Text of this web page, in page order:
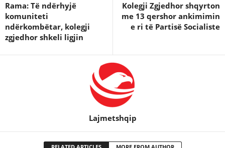
Rama: Të ndërhyjë
komuniteti
ndërkombëtar, kolegji
zgjedhor shkeli ligjin
Kolegji Zgjedhor shqyrton
me 13 qershor ankimimin
e ri të Partisë Socialiste
Lajmetshqip